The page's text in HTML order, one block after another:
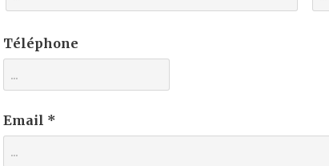
Téléphone
Email *